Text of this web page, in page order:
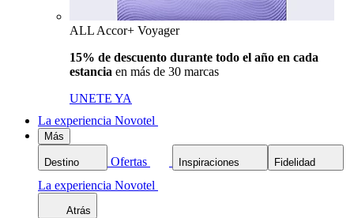
ALL Accor+ Voyager
15% de descuento durante todo el año en cada
estancia en más de 30 marcas
UNETE YA
La experiencia Novotel
Más
Destino Ofertas Inspiraciones Fidelidad
La experiencia Novotel
Atrás